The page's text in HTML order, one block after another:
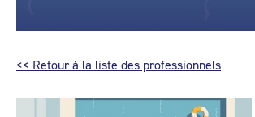
<< Retour à la liste des professionnels